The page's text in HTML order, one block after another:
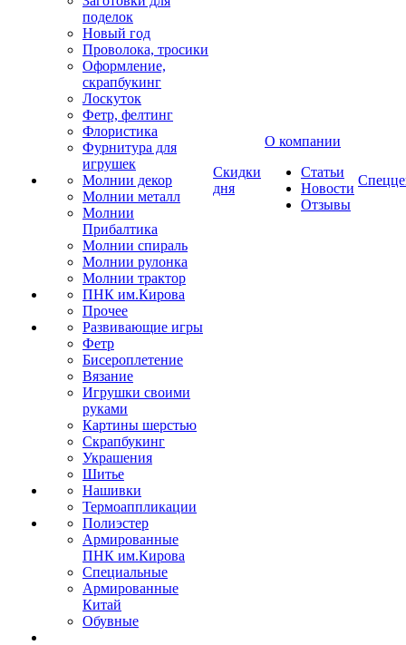
поделок
Новый год
Проволока, тросики
Оформление,
скрапбукинг
Лоскуток
Фетр, фелтинг
Флористика
Фурнитура для
игрушек
Молнии декор
Молнии металл
Молнии
Прибалтика
Молнии спираль
Молнии рулонка
Молнии трактор
ПНК им.Кирова
Прочее
Развивающие игры
Фетр
Бисероплетение
Вязание
Игрушки своими
руками
Картины шерстью
Скрапбукинг
Украшения
Шитье
Нашивки
Термоаппликации
Полиэстер
Армированные
ПНК им.Кирова
Специальные
Армированные
Китай
Обувные
Скидки
дня
О компании
Статьи
Новости
Отзывы